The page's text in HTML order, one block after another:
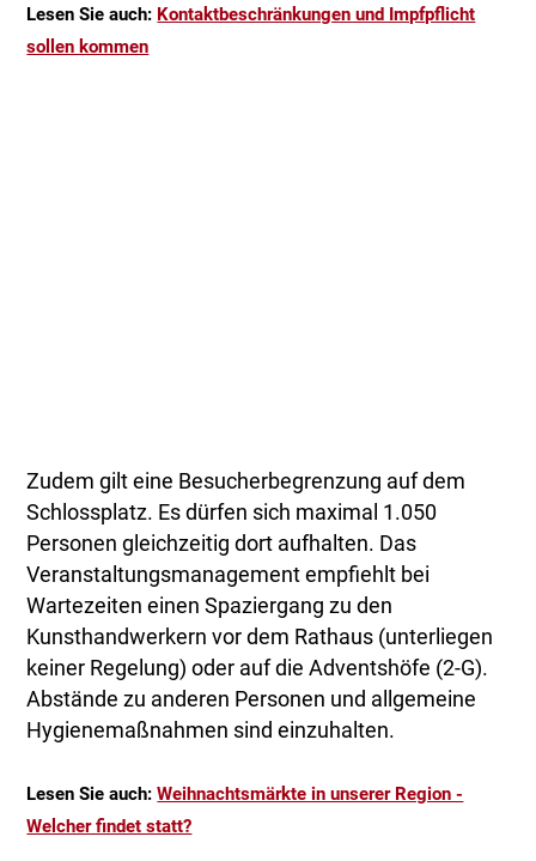
Lesen Sie auch: Kontaktbeschränkungen und Impfpflicht
sollen kommen
Zudem gilt eine Besucherbegrenzung auf dem
Schlossplatz. Es dürfen sich maximal 1.050
Personen gleichzeitig dort aufhalten. Das
Veranstaltungsmanagement empfiehlt bei
Wartezeiten einen Spaziergang zu den
Kunsthandwerkern vor dem Rathaus (unterliegen
keiner Regelung) oder auf die Adventshöfe (2-G).
Abstände zu anderen Personen und allgemeine
Hygienemaßnahmen sind einzuhalten.
Lesen Sie auch:Weihnachtsmärkte in unserer Region -
Welcher findet statt?